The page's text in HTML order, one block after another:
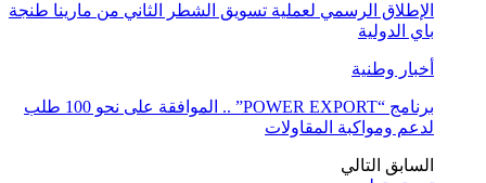
الإطلاق الرسمي لعملية تسويق الشطر الثاني من مارينا طنجة
باي الدولية
أخبار وطنية
برنامج “POWER EXPORT” .. الموافقة على نحو 100 طلب
لدعم ومواكبة المقاولات
السابق التالي